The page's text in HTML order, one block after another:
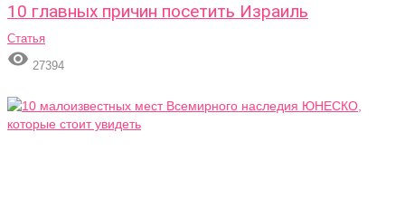
10 главных причин посетить Израиль
Статья
 27394